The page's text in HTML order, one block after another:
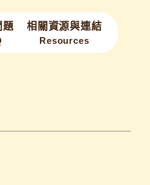
題 相關資源與連結